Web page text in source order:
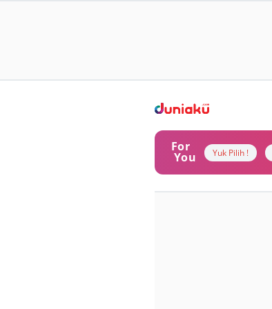
For
You Yuk Pilih !